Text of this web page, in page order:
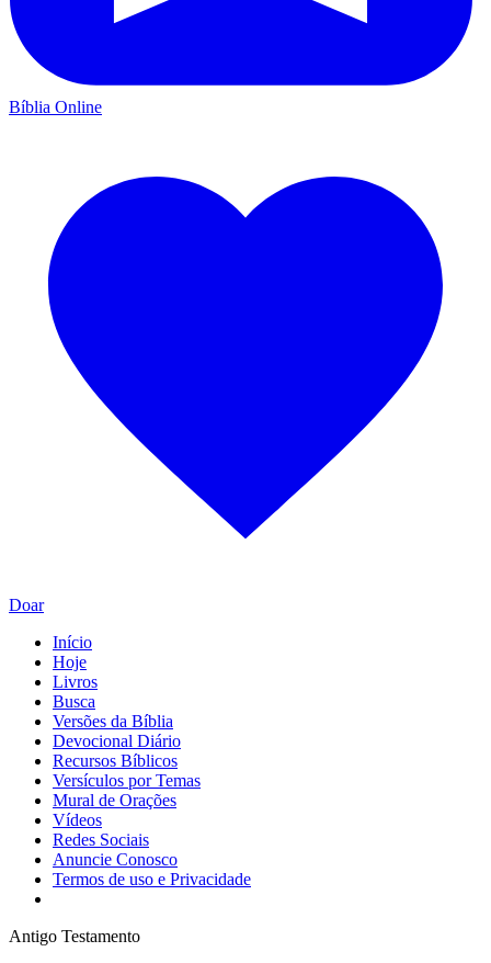
Bíblia Online
Doar
Início
Hoje
Livros
Busca
Versões da Bíblia
Devocional Diário
Recursos Bíblicos
Versículos por Temas
Mural de Orações
Vídeos
Redes Sociais
Anuncie Conosco
Termos de uso e Privacidade
Antigo Testamento